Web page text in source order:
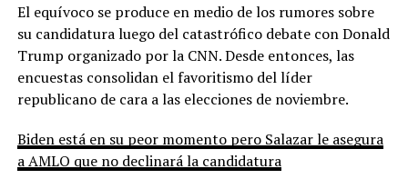
El equívoco se produce en medio de los rumores sobre
su candidatura luego del catastrófico debate con Donald
Trump organizado por la CNN. Desde entonces, las
encuestas consolidan el favoritismo del líder
republicano de cara a las elecciones de noviembre.
Biden está en su peor momento pero Salazar le asegura
a AMLO que no declinará la candidatura